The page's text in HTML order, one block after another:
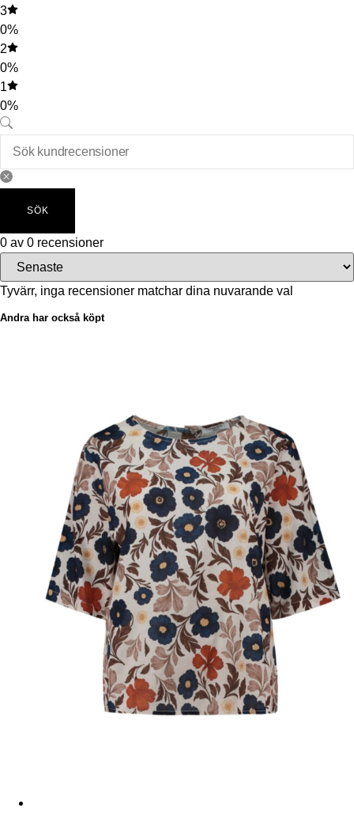
3
0%
2
0%
1
0%
SÖK
0 av 0 recensioner
Tyvärr, inga recensioner matchar dina nuvarande val
Andra har också köpt